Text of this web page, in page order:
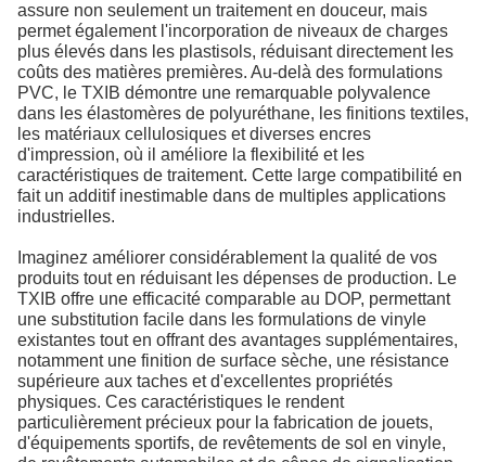
assure non seulement un traitement en douceur, mais
permet également l'incorporation de niveaux de charges
plus élevés dans les plastisols, réduisant directement les
coûts des matières premières. Au-delà des formulations
PVC, le TXIB démontre une remarquable polyvalence
dans les élastomères de polyuréthane, les finitions textiles,
les matériaux cellulosiques et diverses encres
d'impression, où il améliore la flexibilité et les
caractéristiques de traitement. Cette large compatibilité en
fait un additif inestimable dans de multiples applications
industrielles.
Imaginez améliorer considérablement la qualité de vos
produits tout en réduisant les dépenses de production. Le
TXIB offre une efficacité comparable au DOP, permettant
une substitution facile dans les formulations de vinyle
existantes tout en offrant des avantages supplémentaires,
notamment une finition de surface sèche, une résistance
supérieure aux taches et d'excellentes propriétés
physiques. Ces caractéristiques le rendent
particulièrement précieux pour la fabrication de jouets,
d'équipements sportifs, de revêtements de sol en vinyle,